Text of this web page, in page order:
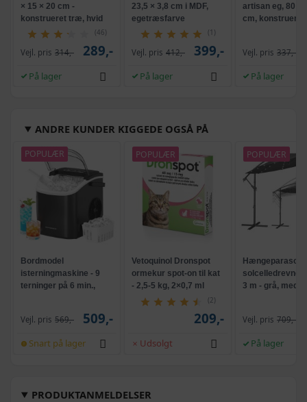
PRODUKTANMELDELSER
× 15 × 20 cm -
konstrueret træ, hvid
(46)
Vejl. pris 314,- 289,-
På lager
23,5 × 3,8 cm i MDF,
egetræsfarve
(1)
Vejl. pris 412,- 399,-
På lager
artisan eg, 80 ×
cm,
Vejl. pris 337,-
På lager
ANDRE KUNDER KIGGEDE OGSÅ PÅ
POPULÆR
Bordmodel
isterningmaskine - 9
terninger på 6 min.,
Vejl. pris 569,- 509,-
Snart på lager
POPULÆR
Vetoquinol Dronspot
ormekur spot-on til kat
- 2,5-5 kg, 2×0,7 ml
(2)
209,-
Udsolgt
POPULÆR
Hængeparasols
solcelledrevne
3 m - grå, med
Vejl. pris 709,-
På lager